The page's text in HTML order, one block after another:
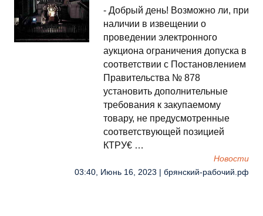
- Добрый день! Возможно ли, при
наличии в извещении о
проведении электронного
аукциона ограничения допуска в
соответствии с Постановлением
Правительства № 878
установить дополнительные
требования к закупаемому
товару, не предусмотренные
соответствующей позицией
КТРУ€ …
Новости
03:40, Июнь 16, 2023 | брянский-рабочий.рф